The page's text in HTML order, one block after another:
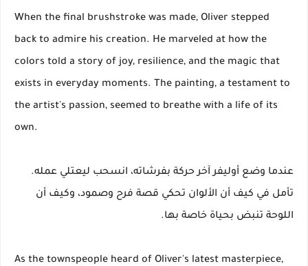
When the final brushstroke was made, Oliver stepped
back to admire his creation. He marveled at how the
colors told a story of joy, resilience, and the magic that
exists in everyday moments. The painting, a testament to
the artist's passion, seemed to breathe with a life of its
own.
عندما وضع أوليفر آخر حركة بفرشاته، انسحب ليعتلي عمله.
تأمل في كيف أن الألوان تحكي قصة فرح وصمود، وكيف أن
اللوحة تنبض بحياة خاصة بها.
As the townspeople heard of Oliver's latest masterpiece,